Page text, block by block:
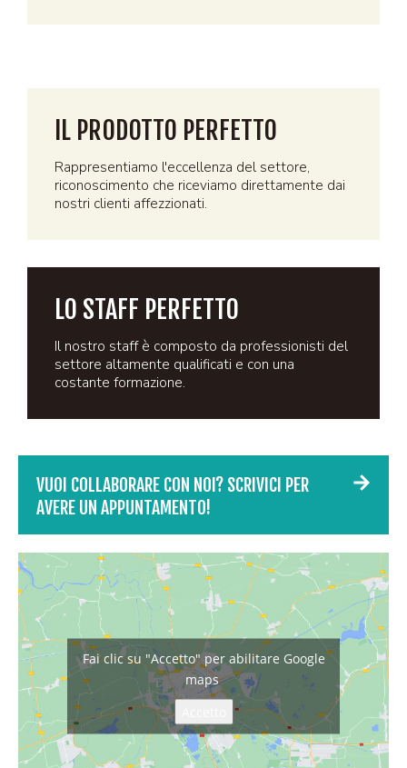
IL PRODOTTO PERFETTO
Rappresentiamo l'eccellenza del settore,
riconoscimento che riceviamo direttamente dai
nostri clienti affezzionati.
LO STAFF PERFETTO
Il nostro staff è composto da professionisti del
settore altamente qualificati e con una
costante formazione.
VUOI COLLABORARE CON NOI? SCRIVICI PER
AVERE UN APPUNTAMENTO!
Fai clic su "Accetto" per abilitare Google
maps